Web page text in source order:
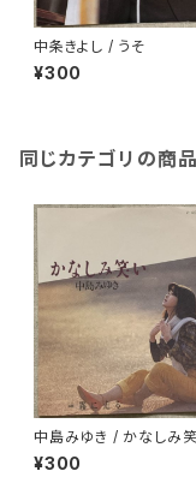
中条きよし / うそ
¥300
同じカテゴリの商品
中島みゆき / かなしみ
¥300